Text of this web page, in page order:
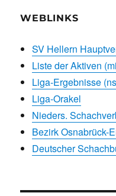
WEBLINKS
SV Hellern
Liste der Aktiven
Liga-Ergebnisse
Liga-Orakel
Nieders.
Bezirk Osnabrück-
Deutscher